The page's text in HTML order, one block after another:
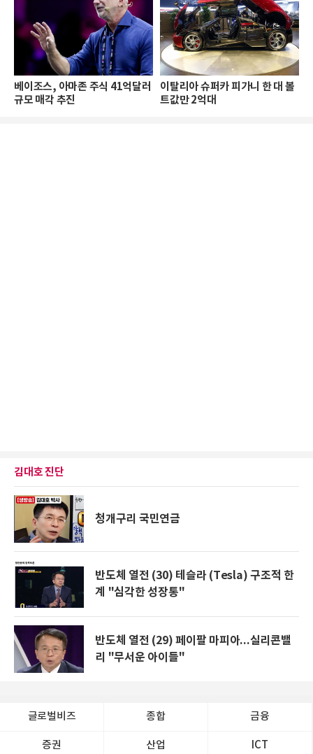
베이조스, 아마존 주식 41억달러
규모 매각 추진
이탈리아 슈퍼카 피가니 한 대 볼
트값만 2억대
김대호 진단
청개구리 국민연금
반도체 열전 (30) 테슬라 (Tesla) 구조적 한
계 "심각한 성장통"
반도체 열전 (29) 페이팔 마피아...실리콘밸
리 "무서운 아이들"
글로벌비즈 종합 금융
증권 산업 ICT